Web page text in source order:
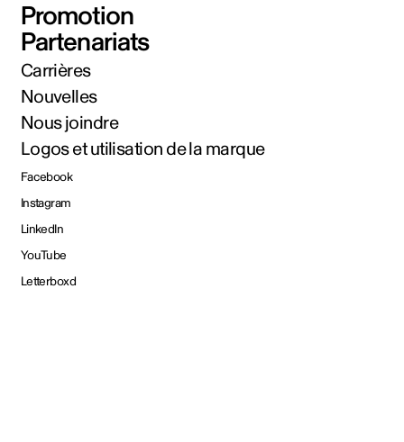
Promotion
Partenariats
Carrières
Nouvelles
Nous joindre
Logos et utilisation de la marque
Facebook
Instagram
LinkedIn
YouTube
Letterboxd